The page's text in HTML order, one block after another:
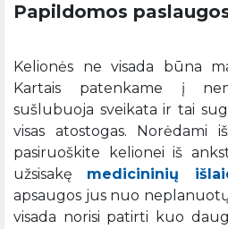
Papildomos
Kelionės ne visada būna
Kartais patenkame į
sušlubuoja sveikata ir tai
visas atostogas. Norėdami
pasiruoškite kelionei iš
užsisakę medicininių
apsaugos jus nuo
visada norisi patirti kuo